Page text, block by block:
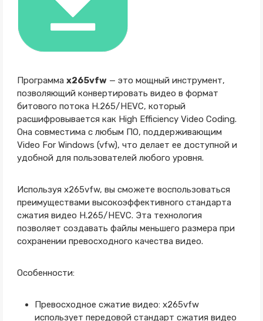
Программа x265vfw — это мощный инструмент,
позволяющий конвертировать видео в формат
битового потока H.265/HEVC, который
расшифровывается как High Efficiency Video Coding.
Она совместима с любым ПО, поддерживающим
Video For Windows (vfw), что делает ее доступной и
удобной для пользователей любого уровня.
Используя x265vfw, вы сможете воспользоваться
преимуществами высокоэффективного стандарта
сжатия видео H.265/HEVC. Эта технология
позволяет создавать файлы меньшего размера при
сохранении превосходного качества видео.
Особенности:
Превосходное сжатие видео: x265vfw
использует передовой стандарт сжатия видео